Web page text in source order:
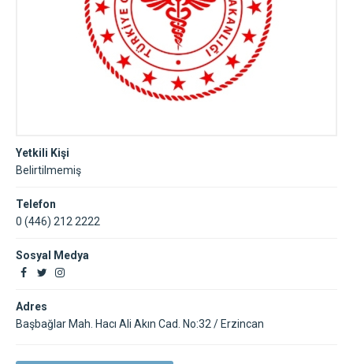
Yetkili Kişi
Belirtilmemiş
Telefon
0 (446) 212 2222
Sosyal Medya
Adres
Başbağlar Mah. Hacı Ali Akın Cad. No:32 / Erzincan